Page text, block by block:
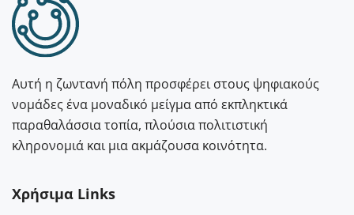
Αυτή η ζωντανή πόλη προσφέρει στους ψηφιακούς
νομάδες ένα μοναδικό μείγμα από εκπληκτικά
παραθαλάσσια τοπία, πλούσια πολιτιστική
κληρονομιά και μια ακμάζουσα κοινότητα.
Χρήσιμα Links